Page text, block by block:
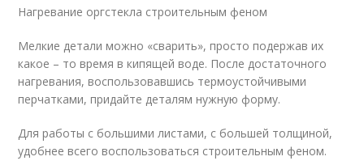
Нагревание оргстекла строительным феном
Мелкие детали можно «сварить», просто подержав их
какое – то время в кипящей воде. После достаточного
нагревания, воспользовавшись термоустойчивыми
перчатками, придайте деталям нужную форму.
Для работы с большими листами, с большей толщиной,
удобнее всего воспользоваться строительным феном.